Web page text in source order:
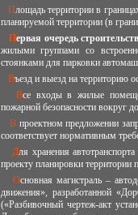
Площадь территории в границах разработанного и утвержденного проекта планировки территории - 15 га. Площадь
планируемой территории (в
Первая очередь
жилыми группами со
стоянками для парковки
Въезд и выезд на территорию
Все входы в жилые помещения расположены со стороны внутридворового пространства. Для соблюдения
пожарной безопасности вокруг
В проектном предложении запроектированы гостевые автостоянки на 118 м/м (стартовая площадка - 44 м/м), что
соответствует нормативным
Для хранения автотранспорта индивидуальных владельцев требуется - 300 м/м x 1,540 тыс.чел. = 462 м/м. По
проекту планировки территории
Основная магистраль – автодорога «Ложки-Поварово-Пятница» соответствует «Схеме организации дорожного
движения», разработанной
(«Разбивочный чертеж-акт